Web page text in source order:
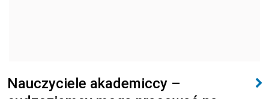
Nauczyciele akademiccy –